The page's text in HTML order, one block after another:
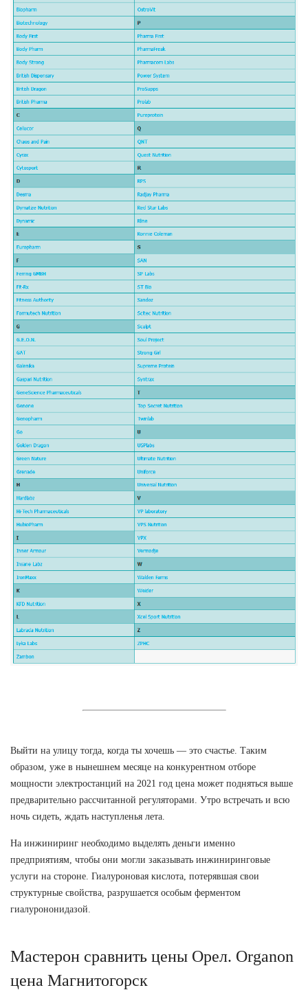
Выйти на улицу тогда, когда ты хочешь — это счастье. Таким
образом, уже в нынешнем месяце на конкурентном отборе
мощности электростанций на 2021 год цена может подняться выше
предварительно рассчитанной регуляторами. Утро встречать и всю
ночь сидеть, ждать наступленья лета.
На инжиниринг необходимо выделять деньги именно
предприятиям, чтобы они могли заказывать инжиниринговые
услуги на стороне. Гиалуроновая кислота, потерявшая свои
структурные свойства, разрушается особым ферментом
гиалурононидазой.
Мастерон сравнить цены Орел. Organon
цена Магнитогорск